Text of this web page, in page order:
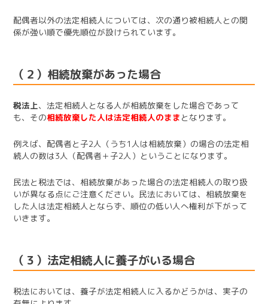
配偶者以外の法定相続人については、次の通り被相続人との関
係が強い順で優先順位が設けられています。
（２）相続放棄があった場合
税法上、法定相続人となる人が相続放棄をした場合であって
も、その相続放棄した人は法定相続人のまま となります。
例えば、配偶者と子2人（うち1人は相続放棄）の場合の法定相
続人の数は3人（配偶者＋子2人）ということになります。
民法と税法では、相続放棄があった場合の法定相続人の取り扱
いが異なる点にご注意ください。民法においては、相続放棄を
した人は法定相続人とならず、順位の低い人へ権利が下がって
いきます。
（３）法定相続人に養子がいる場合
税法においては、養子が法定相続人に入るかどうかは、実子の